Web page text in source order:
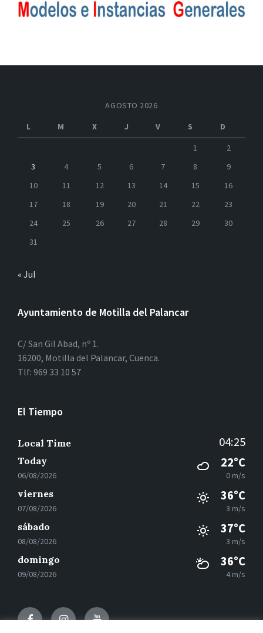
AGOSTO 2026
L
M X J V S
D
1
2
3
4 5 6 7 8
9
10
11 12 13 14 15
16
17
18 19 20 21 22
23
24
25 26 27 28 29
30
31
« Jul
Ayuntamiento de Motilla del Palancar
C/ San Gil Abad, nº 1.
16200, Motilla del Palancar, Cuenca.
Tlf: 969 33 10 57
El Tiempo
Local Time 04:25
Today
06/08/2026
22°C
0 m/s
viernes
07/08/2026
36°C
3 m/s
sábado
08/08/2026
37°C
3 m/s
domingo
09/08/2026
36°C
4 m/s
FacebookInstagramYoutube